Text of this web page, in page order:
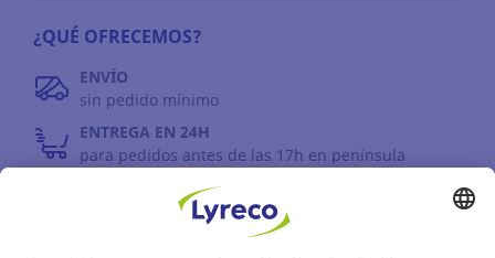
¿QUÉ OFRECEMOS?
ENVÍO
sin pedido mínimo
ENTREGA EN 24H
para pedidos antes de las 17h en península
DEVOLUCIONES
antes de 30 días